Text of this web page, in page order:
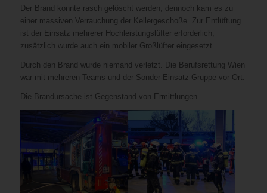
Der Brand konnte rasch gelöscht werden, dennoch kam es zu
einer massiven Verrauchung der Kellergeschoße. Zur Entlüftung
ist der Einsatz mehrerer Hochleistungslüfter erforderlich,
zusätzlich wurde auch ein mobiler Großlüfter eingesetzt.
Durch den Brand wurde niemand verletzt. Die Berufsrettung Wien
war mit mehreren Teams und der Sonder-Einsatz-Gruppe vor Ort.
Die Brandursache ist Gegenstand von Ermittlungen.